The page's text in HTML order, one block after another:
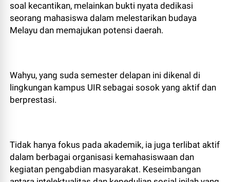
soal kecantikan, melainkan bukti nyata dedikasi
seorang mahasiswa dalam melestarikan budaya
Melayu dan memajukan potensi daerah.
Wahyu, yang suda semester delapan ini dikenal di
lingkungan kampus UIR sebagai sosok yang aktif dan
berprestasi.
Tidak hanya fokus pada akademik, ia juga terlibat aktif
dalam berbagai organisasi kemahasiswaan dan
kegiatan pengabdian masyarakat. Keseimbangan